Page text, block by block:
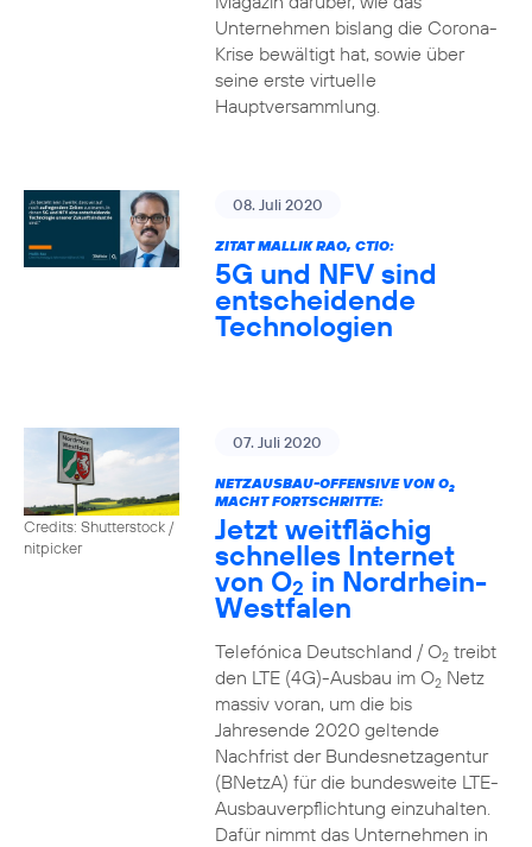
Unternehmen bislang die Corona-
Krise bewältigt hat, sowie über
seine erste virtuelle
Hauptversammlung.
08. Juli 2020
ZITAT MALLIK RAO, CTIO:
5G und NFV sind
entscheidende
Technologien
Credits: Shutterstock /
nitpicker
07. Juli 2020
NETZAUSBAU-OFFENSIVE VON O2
MACHT FORTSCHRITTE:
Jetzt weitflächig
schnelles Internet
von O2 in Nordrhein-
Westfalen
Telefónica Deutschland / O2treibt
den LTE (4G)-Ausbau im O2Netz
massiv voran, um die bis
Jahresende 2020 geltende
Nachfrist der Bundesnetzagentur
(BNetzA) für die bundesweite LTE-
Ausbauverpflichtung einzuhalten.
Dafür nimmt das Unternehmen in